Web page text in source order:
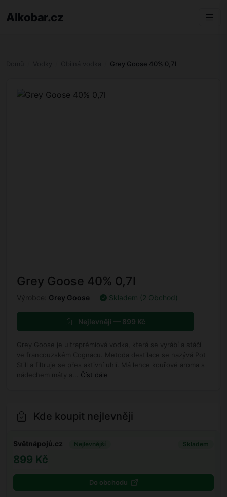
Alkobar.cz
Grey Goose 40% 0,7l
Grey Goose 40% 0,7l
Výrobce: Grey Goose Skladem (2 Obchod)
Nejlevněji — 899 Kč
Grey Goose je ultraprémiová vodka, která se vyrábí a stáčí
ve francouzském Cognacu. Metoda destilace se nazývá Pot
Still a filtruje se přes aktivní uhlí. Má lehce kouřové aroma s
nádechem máty a... Číst dále
Kde koupit nejlevněji
Světnápojů.cz Nejlevnější Skladem
899 Kč
Do obchodu